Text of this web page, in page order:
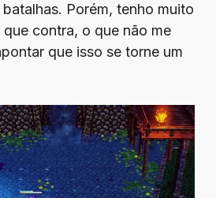
Porém, tenho muito
contra, o que não me
que isso se torne um